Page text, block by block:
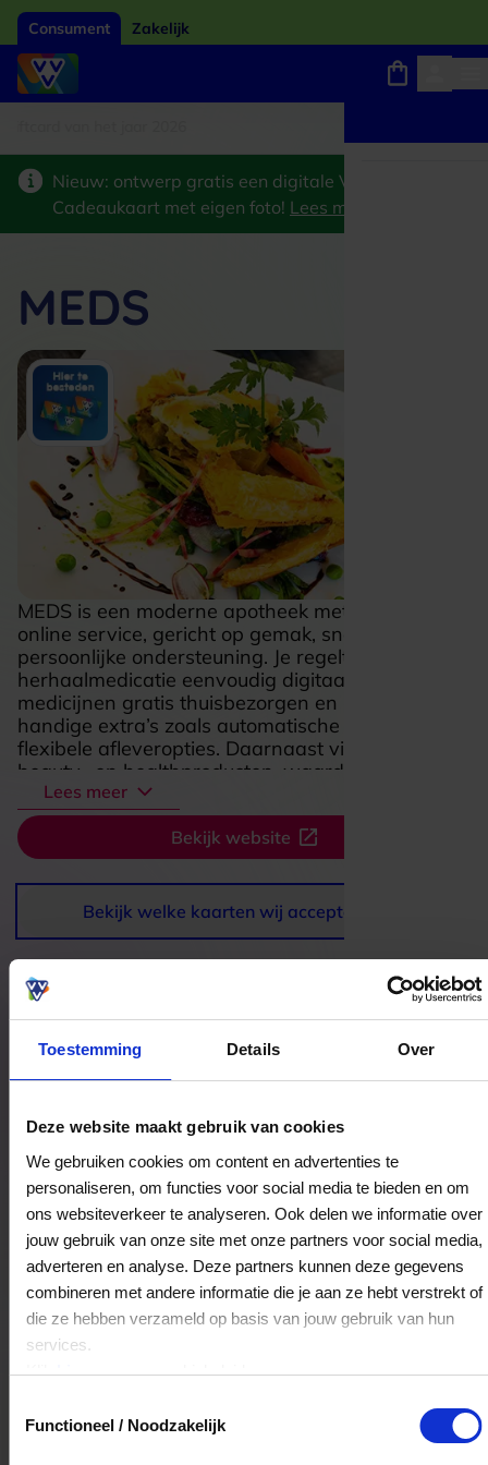
Toestemming Details Over
Deze website maakt gebruik van cookies
We gebruiken cookies om content en advertenties te
personaliseren, om functies voor social media te bieden en om
ons websiteverkeer te analyseren. Ook delen we informatie over
jouw gebruik van onze site met onze partners voor social media,
adverteren en analyse. Deze partners kunnen deze gegevens
combineren met andere informatie die je aan ze hebt verstrekt of
die ze hebben verzameld op basis van jouw gebruik van hun
services.
Klikhiervoor ons cookiebeleid.
Functioneel / Noodzakelijk
Consument Zakelijk
Nieuw: ontwerp gratis een digitale VVV
Cadeaukaart met eigen foto! Lees meer
MEDS is een moderne apotheek met een sterke
online service, gericht op gemak, snelheid en
persoonlijke ondersteuning. Je regelt
herhaalmedicatie eenvoudig digitaal, laat
medicijnen gratis thuisbezorgen en profiteert van
handige extra’s zoals automatische aanvulling en
flexibele afleveropties. Daarnaast vind je er ook
beauty- en healthproducten, waardoor het
aanbod breder voelt dan alleen receptmedicatie.
De combinatie van online gemak en vertrouwde
apotheekzorg maakt MEDS aantrekkelijk voor
iedereen die grip wil houden op gezondheid
zonder gedoe of wachtrijen.
Lees meer
Bekijk website
MEDS
Bekijk welke kaarten wij accepteren
Bestedingslocaties
MEDS
Markt 31
6131EL Sittard
Veelgestelde Vragen
Ja, je mag het saldo van je VVV